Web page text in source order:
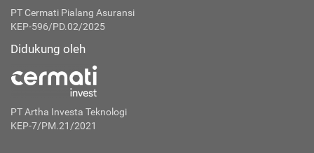
PT Cermati Pialang Asuransi
KEP-596/PD.02/2025
Didukung oleh
PT Artha Investa Teknologi
KEP-7/PM.21/2021